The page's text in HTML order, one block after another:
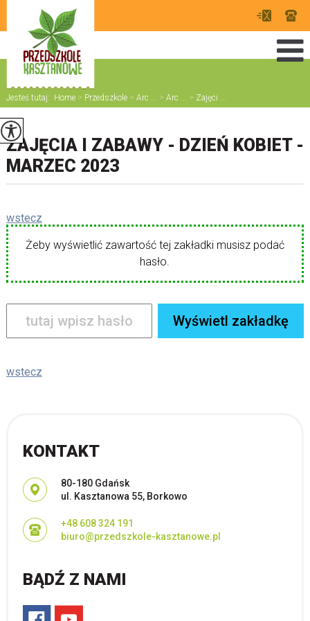
Jesteś tutaj: Home > Przedszkole > Arc ... > Arc ... > Zajęci ...
ZAJĘCIA I ZABAWY - DZIEŃ KOBIET -
MARZEC 2023
wstecz
Żeby wyświetlić zawartość tej zakładki musisz podać
hasło.
wstecz
KONTAKT
Adres pocztowy:
80-180 Gdańsk
ul. Kasztanowa 55, Borkowo
+48 608 324 191
biuro@przedszkole-kasztanowe.pl
BĄDŹ Z NAMI